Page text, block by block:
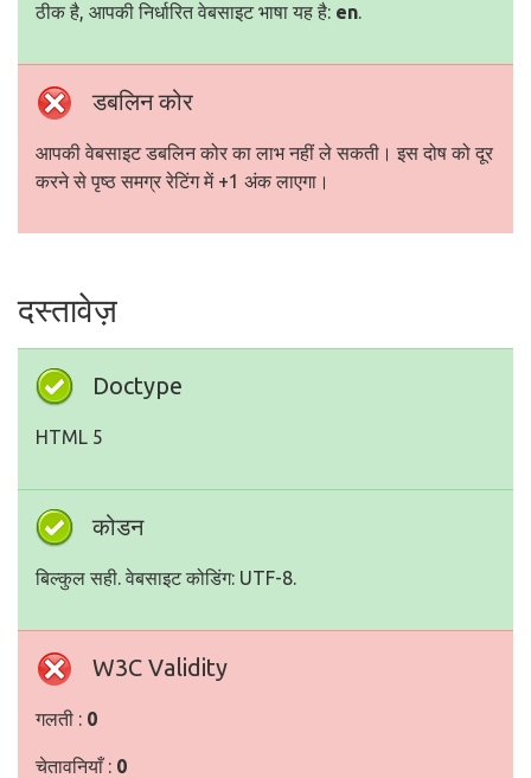
ठीक है, आपकी निर्धारित वेबसाइट भाषा यह है: en.
डबलिन कोर
आपकी वेबसाइट डबलिन कोर का लाभ नहीं ले सकती। इस दोष को दूर
करने से पृष्ठ समग्र रेटिंग में +1 अंक लाएगा।
दस्तावेज़
Doctype
HTML 5
कोडन
बिल्कुल सही. वेबसाइट कोडिंग: UTF-8.
W3C Validity
गलती : 0
चेतावनियाँ : 0